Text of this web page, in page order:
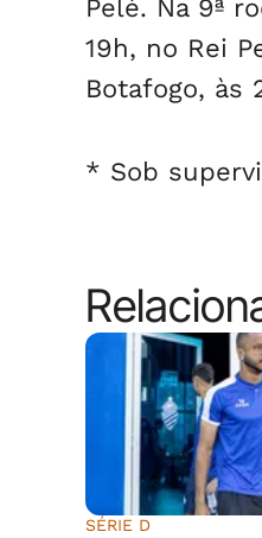
Pelé. Na 9ª
19h, no Rei
Botafogo, às
* Sob
SÉRIE D